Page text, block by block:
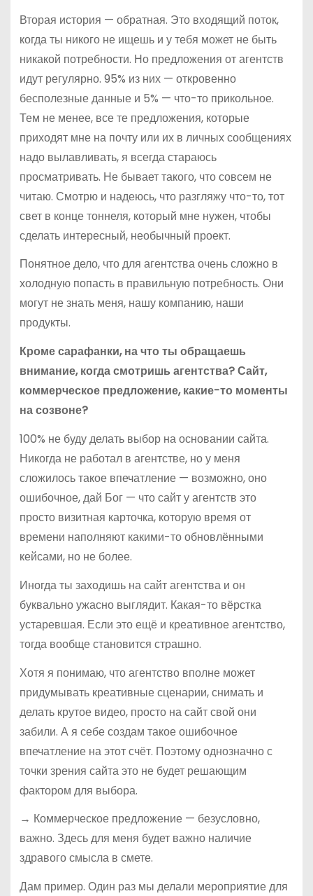
Вторая история — обратная. Это входящий поток,
когда ты никого не ищешь и у тебя может не быть
никакой потребности. Но предложения от агентств
идут регулярно. 95% из них — откровенно
бесполезные данные и 5% — что-то прикольное.
Тем не менее, все те предложения, которые
приходят мне на почту или их в личных сообщениях
надо вылавливать, я всегда стараюсь
просматривать. Не бывает такого, что совсем не
читаю. Смотрю и надеюсь, что разгляжу что-то, тот
свет в конце тоннеля, который мне нужен, чтобы
сделать интересный, необычный проект.
Понятное дело, что для агентства очень сложно в
холодную попасть в правильную потребность. Они
могут не знать меня, нашу компанию, наши
продукты.
Кроме сарафанки, на что ты обращаешь
внимание, когда смотришь агентства? Сайт,
коммерческое предложение, какие-то моменты
на созвоне?
100% не буду делать выбор на основании сайта.
Никогда не работал в агентстве, но у меня
сложилось такое впечатление — возможно, оно
ошибочное, дай Бог — что сайт у агентств это
просто визитная карточка, которую время от
времени наполняют какими-то обновлёнными
кейсами, но не более.
Иногда ты заходишь на сайт агентства и он
буквально ужасно выглядит. Какая-то вёрстка
устаревшая. Если это ещё и креативное агентство,
тогда вообще становится страшно.
Хотя я понимаю, что агентство вполне может
придумывать креативные сценарии, снимать и
делать крутое видео, просто на сайт свой они
забили. А я себе создам такое ошибочное
впечатление на этот счёт. Поэтому однозначно с
точки зрения сайта это не будет решающим
фактором для выбора.
→ Коммерческое предложение — безусловно,
важно. Здесь для меня будет важно наличие
здравого смысла в смете.
Дам пример. Один раз мы делали мероприятие для